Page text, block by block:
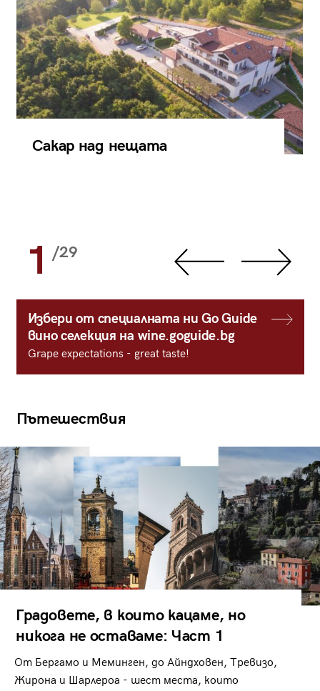
Сакар над нещата
1 /29
Избери от специалната ни Go Guide
вино селекция на wine.goguide.bg
Grape expectations - great taste!
Пътешествия
Градовете, в които кацаме, но
никога не оставаме: Част 1
От Бергамо и Меминген, до Айндховен, Тревизо,
Жирона и Шарлероа - шест места, които